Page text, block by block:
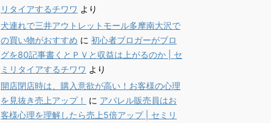
リタイアするチワワ より
犬連れで三井アウトレットモール多摩南大沢で
の買い物がおすすめ に 初心者ブロガーがブロ
グを80記事書くとＰＶと収益は上がるのか | セ
ミリタイアするチワワ より
開店閉店時は、購入意欲が高い！お客様の心理
を見抜き売上アップ！
に アパレル販売員はお
客様心理を理解したら売上5倍アップ | セミリ